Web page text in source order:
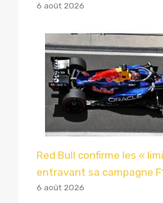
6 août 2026
Red Bull confirme les «
entravant sa campagne
6 août 2026